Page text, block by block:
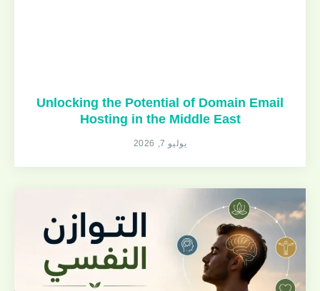
Unlocking the Potential of Domain Email
Hosting in the Middle East
يوليو 7, 2026